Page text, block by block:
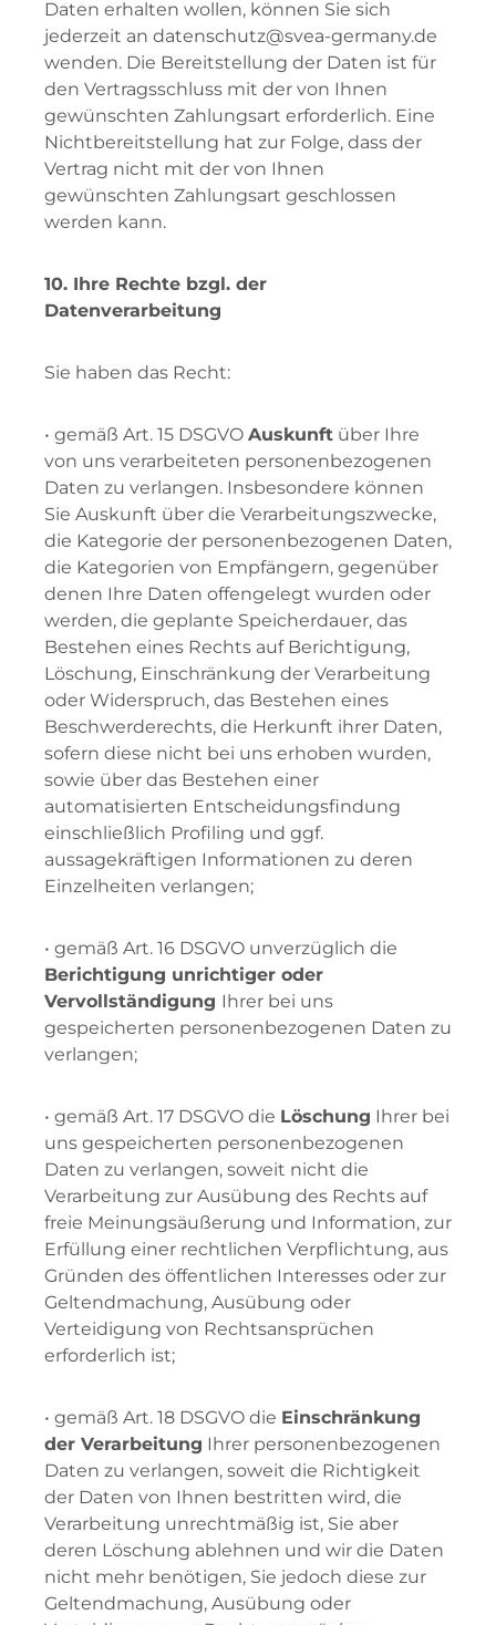
Daten erhalten wollen, können Sie sich
jederzeit an datenschutz@svea-germany.de
wenden. Die Bereitstellung der Daten ist für
den Vertragsschluss mit der von Ihnen
gewünschten Zahlungsart erforderlich. Eine
Nichtbereitstellung hat zur Folge, dass der
Vertrag nicht mit der von Ihnen
gewünschten Zahlungsart geschlossen
werden kann.
10. Ihre Rechte bzgl. der
Datenverarbeitung
Sie haben das Recht:
• gemäß Art. 15 DSGVO Auskunft über Ihre
von uns verarbeiteten personenbezogenen
Daten zu verlangen. Insbesondere können
Sie Auskunft über die Verarbeitungszwecke,
die Kategorie der personenbezogenen Daten,
die Kategorien von Empfängern, gegenüber
denen Ihre Daten offengelegt wurden oder
werden, die geplante Speicherdauer, das
Bestehen eines Rechts auf Berichtigung,
Löschung, Einschränkung der Verarbeitung
oder Widerspruch, das Bestehen eines
Beschwerderechts, die Herkunft ihrer Daten,
sofern diese nicht bei uns erhoben wurden,
sowie über das Bestehen einer
automatisierten Entscheidungsfindung
einschließlich Profiling und ggf.
aussagekräftigen Informationen zu deren
Einzelheiten verlangen;
• gemäß Art. 16 DSGVO unverzüglich die
Berichtigung unrichtiger oder
Vervollständigung Ihrer bei uns
gespeicherten personenbezogenen Daten zu
verlangen;
• gemäß Art. 17 DSGVO die Löschung Ihrer bei
uns gespeicherten personenbezogenen
Daten zu verlangen, soweit nicht die
Verarbeitung zur Ausübung des Rechts auf
freie Meinungsäußerung und Information, zur
Erfüllung einer rechtlichen Verpflichtung, aus
Gründen des öffentlichen Interesses oder zur
Geltendmachung, Ausübung oder
Verteidigung von Rechtsansprüchen
erforderlich ist;
• gemäß Art. 18 DSGVO die Einschränkung
der Verarbeitung Ihrer personenbezogenen
Daten zu verlangen, soweit die Richtigkeit
der Daten von Ihnen bestritten wird, die
Verarbeitung unrechtmäßig ist, Sie aber
deren Löschung ablehnen und wir die Daten
nicht mehr benötigen, Sie jedoch diese zur
Geltendmachung, Ausübung oder